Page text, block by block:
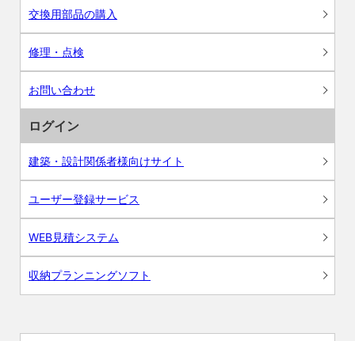
交換用部品の購入
修理・点検
お問い合わせ
ログイン
建築・設計関係者様向けサイト
ユーザー登録サービス
WEB見積システム
収納プランニングソフト